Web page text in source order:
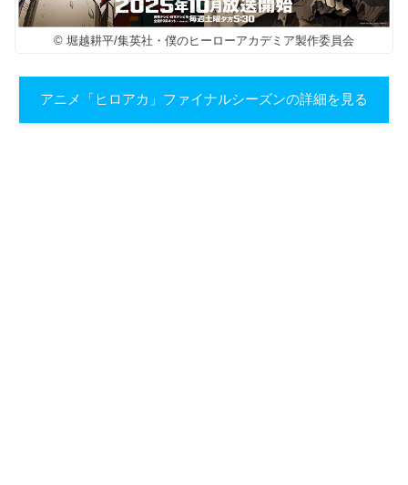
© 堀越耕平/集英社・僕のヒーローアカデミア製作委員会
アニメ「ヒロアカ」ファイナルシーズンの詳細を見る